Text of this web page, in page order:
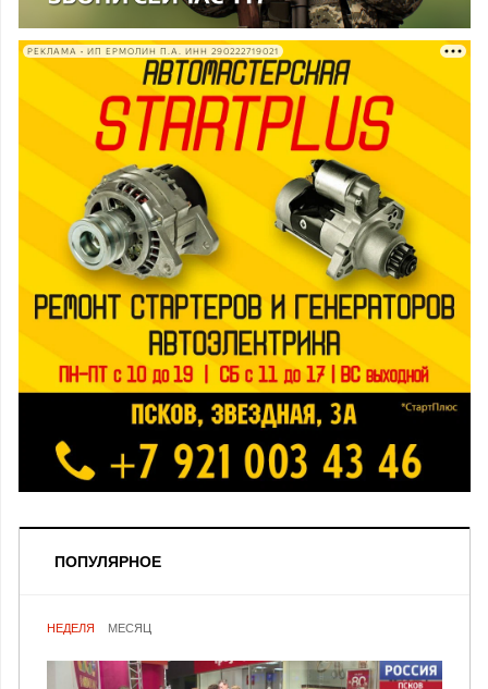
РЕКЛАМА • ИП ЕРМОЛИН П.А. ИНН 290222719021
ПОПУЛЯРНОЕ
НЕДЕЛЯ МЕСЯЦ